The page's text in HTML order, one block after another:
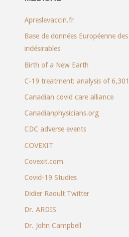
Apreslevaccin.fr
Base de données Européenne
indésirables
Birth of a New Earth
C-19 treatment: analysis of
Canadian covid care alliance
Canadianphysicians.org
CDC adverse events
COVEXIT
Covexit.com
Covid-19 Studies
Didier Raoult Twitter
Dr. ARDIS
Dr. John Campbell